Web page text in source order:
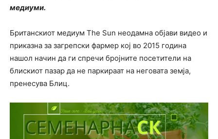
медиуми.
Британскиот медиум The Sun неодамна објави видео и
приказна за загрепски фармер кој во 2015 година
нашол начин да ги спречи бројните посетители на
блискиот пазар да не паркираат на неговата земја,
пренесува Блиц.